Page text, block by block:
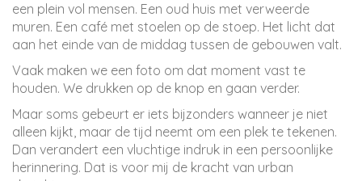
een plein vol mensen. Een oud huis met verweerde
muren. Een café met stoelen op de stoep. Het licht dat
aan het einde van de middag tussen de gebouwen valt.
Vaak maken we een foto om dat moment vast te
houden. We drukken op de knop en gaan verder.
Maar soms gebeurt er iets bijzonders wanneer je niet
alleen kijkt, maar de tijd neemt om een plek te tekenen.
Dan verandert een vluchtige indruk in een persoonlijke
herinnering. Dat is voor mij de kracht van urban